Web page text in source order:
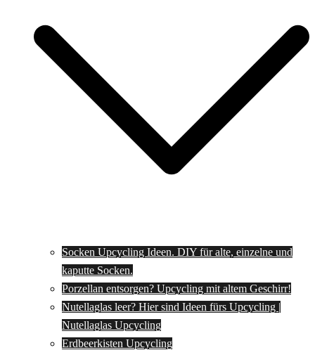
Socken Upcycling Ideen. DIY für alte, einzelne und
kaputte Socken.
Porzellan entsorgen? Upcycling mit altem Geschirr!
Nutellaglas leer? Hier sind Ideen fürs Upcycling |
Nutellaglas Upcycling
Erdbeerkisten Upcycling